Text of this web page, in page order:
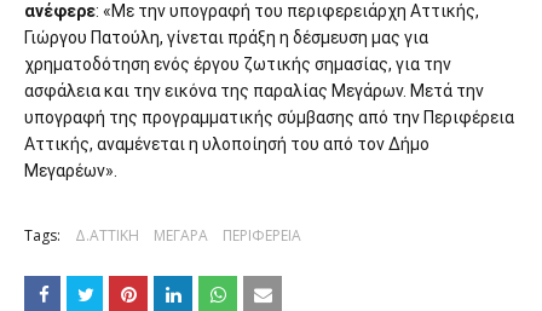
ανέφερε: «Με την υπογραφή του περιφερειάρχη Αττικής,
Γιώργου Πατούλη, γίνεται πράξη η δέσμευση μας για
χρηματοδότηση ενός έργου ζωτικής σημασίας, για την
ασφάλεια και την εικόνα της παραλίας Μεγάρων. Μετά την
υπογραφή της προγραμματικής σύμβασης από την Περιφέρεια
Αττικής, αναμένεται η υλοποίησή του από τον Δήμο
Μεγαρέων».
Tags: Δ.ΑΤΤΙΚΗ ΜΕΓΑΡΑ ΠΕΡΙΦΕΡΕΙΑ